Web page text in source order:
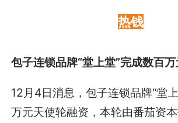
热钱
包子连锁品牌“堂上堂”完成数百
12月4日消息，包子连锁品牌“堂
万元天使轮融资，本轮由番茄资